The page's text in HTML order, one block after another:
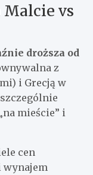
vs
droższa od
z
i Grecją w
mieście” i
cen
wynajem